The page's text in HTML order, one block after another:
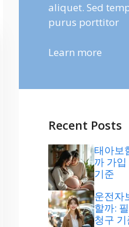
aliquet. Sed
purus porttitor
Learn more
Recent Posts
태아보
까 가입
기준
운전자
할까:
청구 기